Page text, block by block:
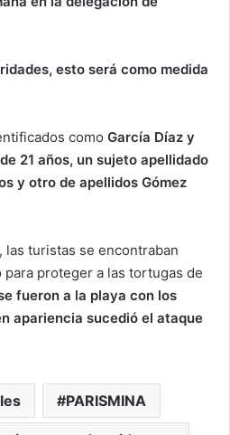
esto será como medida
como García Díaz y
21 años, un sujeto apellidado
y otro de apellidos Gómez
turistas se encontraban
proteger a las tortugas de
fueron a la playa con los
apariencia sucedió el ataque
PARISMINA